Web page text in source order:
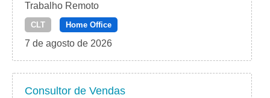
Trabalho Remoto
CLT Home Office
7 de agosto de 2026
Consultor de Vendas